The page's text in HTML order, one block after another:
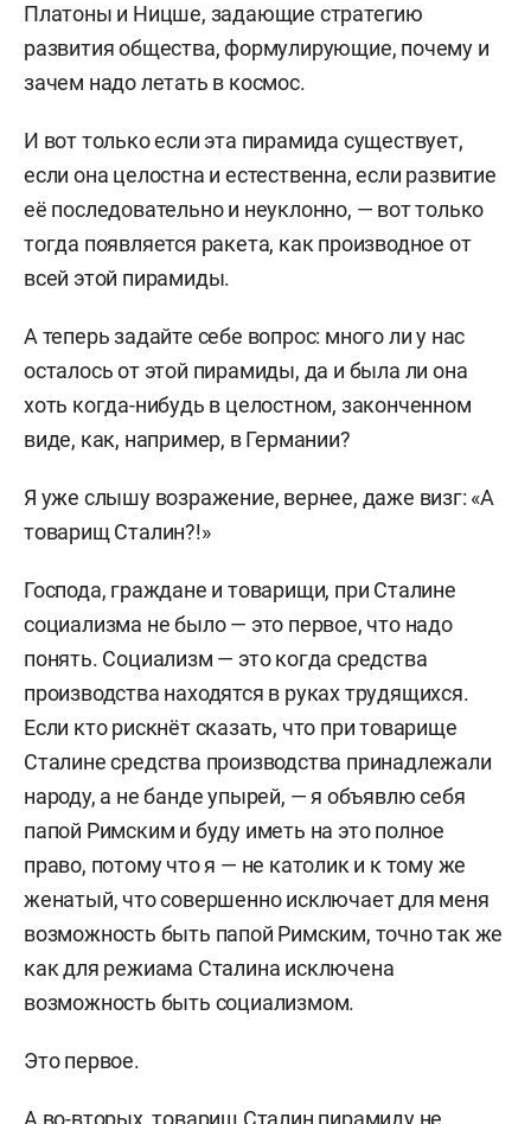
Платоны и Ницше, задающие стратегию
развития общества, формулирующие, почему и
зачем надо летать в космос.
И вот только если эта пирамида существует,
если она целостна и естественна, если развитие
её последовательно и неуклонно, — вот только
тогда появляется ракета, как производное от
всей этой пирамиды.
А теперь задайте себе вопрос: много ли у нас
осталось от этой пирамиды, да и была ли она
хоть когда-нибудь в целостном, законченном
виде, как, например, в Германии?
Я уже слышу возражение, вернее, даже визг: «А
товарищ Сталин?!»
Господа, граждане и товарищи, при Сталине
социализма не было — это первое, что надо
понять. Социализм — это когда средства
производства находятся в руках трудящихся.
Если кто рискнёт сказать, что при товарище
Сталине средства производства принадлежали
народу, а не банде упырей, — я объявлю себя
папой Римским и буду иметь на это полное
право, потому что я — не католик и к тому же
женатый, что совершенно исключает для меня
возможность быть папой Римским, точно так же
как для режиама Сталина исключена
возможность быть социализмом.
Это первое.
А во-вторых, товарищ Сталин пирамиду не